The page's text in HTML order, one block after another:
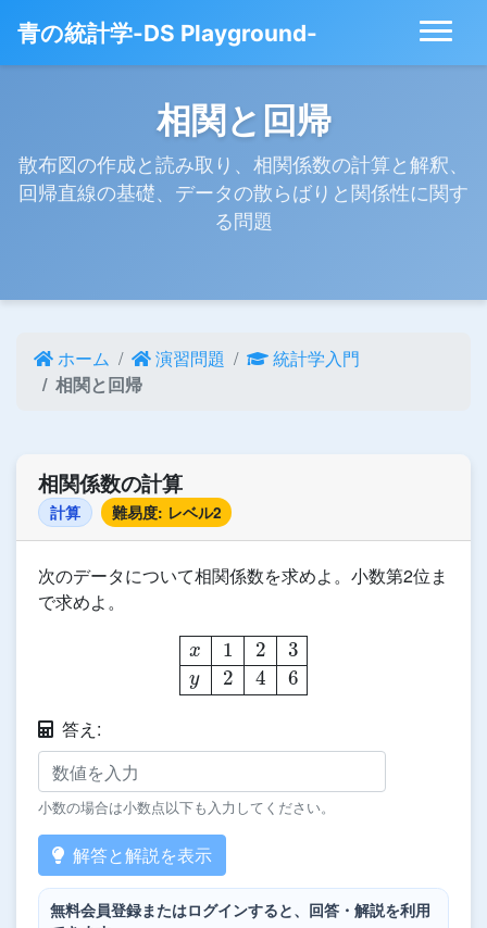
青の統計学-DS Playground-
相関と回帰
散布図の作成と読み取り、相関係数の計算と解釈、
回帰直線の基礎、データの散らばりと関係性に関す
る問題
ホーム 演習問題
統計学入門
相関と回帰
相関係数の計算
計算 難易度: レベル2
次のデータについて相関係数を求めよ。小数第2位ま
で求めよ。
x123y246
答え:
小数の場合は小数点以下も入力してください。
解答と解説を表示
無料会員登録またはログインすると、回答・解説を利用